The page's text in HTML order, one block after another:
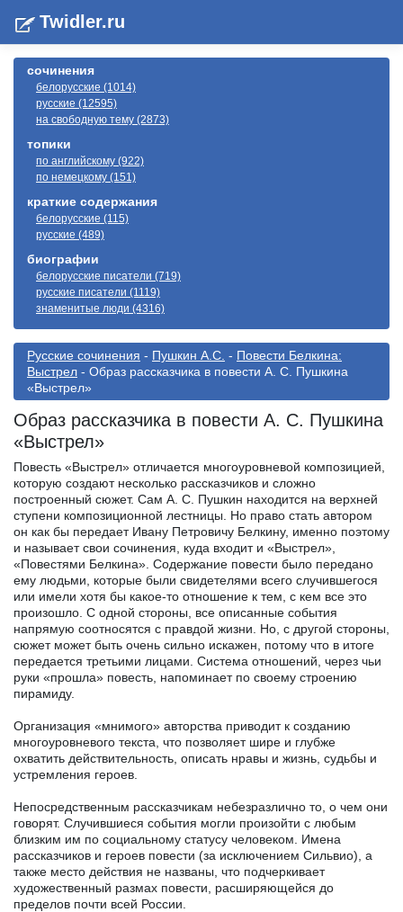
Twidler.ru
сочинения
белорусские (1014)
русские (12595)
на свободную тему (2873)
топики
по английскому (922)
по немецкому (151)
краткие содержания
белорусские (115)
русские (489)
биографии
белорусские писатели (719)
русские писатели (1119)
знаменитые люди (4316)
Русские сочинения - Пушкин А.С. - Повести Белкина:
Выстрел - Образ рассказчика в повести А. С. Пушкина
«Выстрел»
Образ рассказчика в повести А. С. Пушкина
«Выстрел»
Повесть «Выстрел» отличается многоуровневой композицией,
которую создают несколько рассказчиков и сложно
построенный сюжет. Сам А. С. Пушкин находится на верхней
ступени композиционной лестницы. Но право стать автором
он как бы передает Ивану Петровичу Белкину, именно поэтому
и называет свои сочинения, куда входит и «Выстрел»,
«Повестями Белкина». Содержание повести было передано
ему людьми, которые были свидетелями всего случившегося
или имели хотя бы какое-то отношение к тем, с кем все это
произошло. С одной стороны, все описанные события
напрямую соотносятся с правдой жизни. Но, с другой стороны,
сюжет может быть очень сильно искажен, потому что в итоге
передается третьими лицами. Система отношений, через чьи
руки «прошла» повесть, напоминает по своему строению
пирамиду.
Организация «мнимого» авторства приводит к созданию
многоуровневого текста, что позволяет шире и глубже
охватить действительность, описать нравы и жизнь, судьбы и
устремления героев.
Непосредственным рассказчикам небезразлично то, о чем они
говорят. Случившиеся события могли произойти с любым
близким им по социальному статусу человеком. Имена
рассказчиков и героев повести (за исключением Сильвио), а
также место действия не названы, что подчеркивает
художественный размах повести, расширяющейся до
пределов почти всей России.